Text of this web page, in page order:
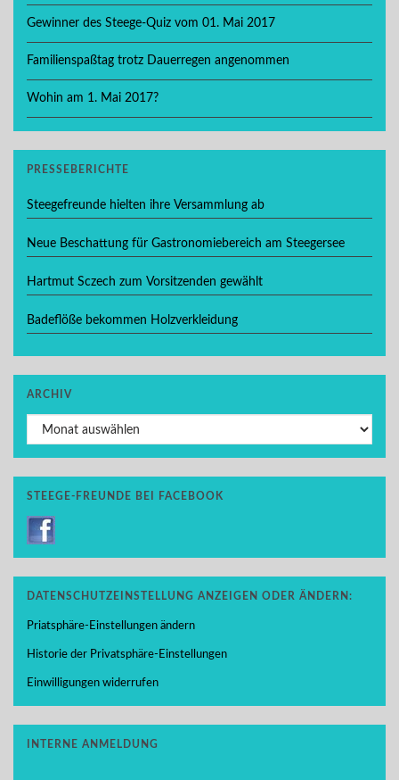
Gewinner des Steege-Quiz vom 01. Mai 2017
Familienspaßtag trotz Dauerregen angenommen
Wohin am 1. Mai 2017?
PRESSEBERICHTE
Steegefreunde hielten ihre Versammlung ab
Neue Beschattung für Gastronomiebereich am Steegersee
Hartmut Sczech zum Vorsitzenden gewählt
Badeflöße bekommen Holzverkleidung
ARCHIV
Archiv
STEEGE-FREUNDE BEI FACEBOOK
DATENSCHUTZEINSTELLUNG ANZEIGEN ODER ÄNDERN:
Priatsphäre-Einstellungen ändern
Historie der Privatsphäre-Einstellungen
Einwilligungen widerrufen
INTERNE ANMELDUNG